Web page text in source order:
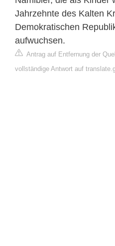
Jahrzehnte des Kalten
Demokratischen
aufwuchsen.
Antrag auf Entfernung der
vollständige Antwort auf